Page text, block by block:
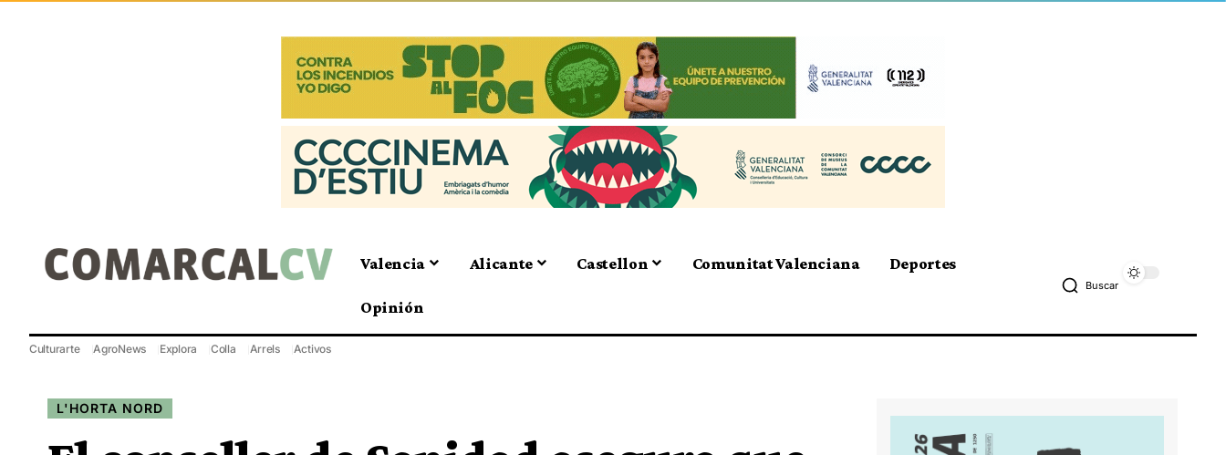
Valencia Alicante Castellon Comunitat Valenciana Deportes
Opinión
Buscar
Culturarte AgroNews Explora Colla Arrels Activos
L'HORTA NORD